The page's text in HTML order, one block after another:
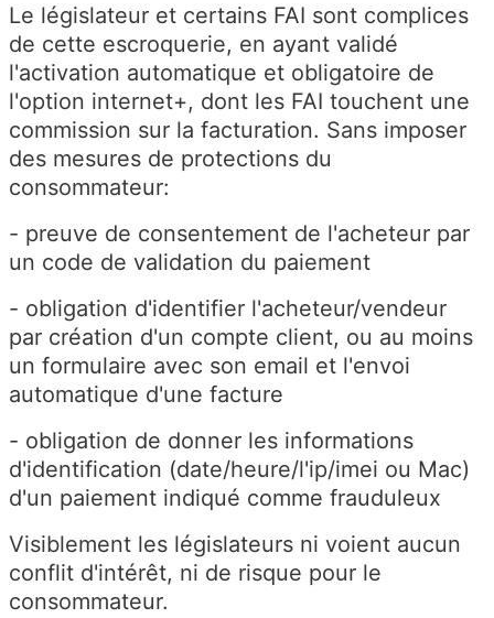
Le législateur et certains FAI sont complices
de cette escroquerie, en ayant validé
l'activation automatique et obligatoire de
l'option internet+, dont les FAI touchent une
commission sur la facturation. Sans imposer
des mesures de protections du
consommateur:
- preuve de consentement de l'acheteur par
un code de validation du paiement
- obligation d'identifier l'acheteur/vendeur
par création d'un compte client, ou au moins
un formulaire avec son email et l'envoi
automatique d'une facture
- obligation de donner les informations
d'identification (date/heure/l'ip/imei ou Mac)
d'un paiement indiqué comme frauduleux
Visiblement les législateurs ni voient aucun
conflit d'intérêt, ni de risque pour le
consommateur.